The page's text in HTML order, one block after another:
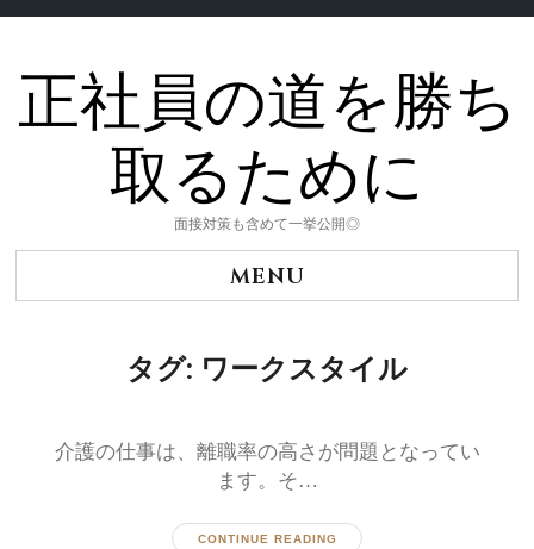
Skip
正社員の道を勝ち
取るために
面接対策も含めて一挙公開◎
MENU
タグ: ワークスタイル
介護の仕事は、離職率の高さが問題となってい
ます。そ…
CONTINUE READING